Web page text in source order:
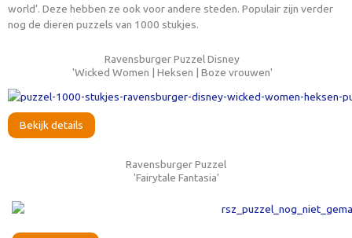
world’. Deze hebben ze ook voor andere steden. Populair zijn verder
nog de dieren puzzels van 1000 stukjes.
Ravensburger Puzzel Disney
'Wicked Women | Heksen | Boze vrouwen'
Bekijk details
Ravensburger Puzzel
'Fairytale Fantasia'